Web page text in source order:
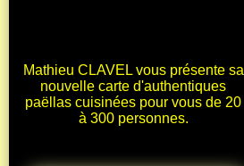
Mathieu CLAVEL vous présente sa
nouvelle carte d'authentiques
paëllas cuisinées pour vous de 20
à 300 personnes.